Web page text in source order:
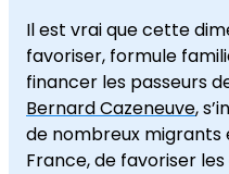
Il est vrai que cette
favoriser, formule
financer les passeurs
Bernard Cazeneuve,
de nombreux migrants
France, de favoriser